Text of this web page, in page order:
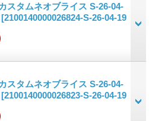
スタムネオブライス S-26-04-
[2100140000026824-S-26-04-19
スタムネオブライス S-26-04-
[2100140000026823-S-26-04-19